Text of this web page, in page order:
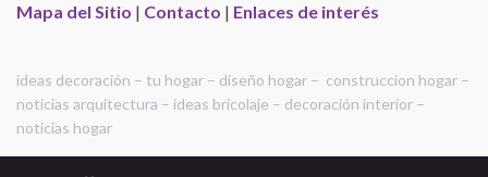
Mapa del Sitio | Contacto | Enlaces de interés
ideas decoración – tu hogar – diseño hogar – construccion hogar –
noticias arquitectura – ideas bricolaje – decoración interior –
noticias hogar